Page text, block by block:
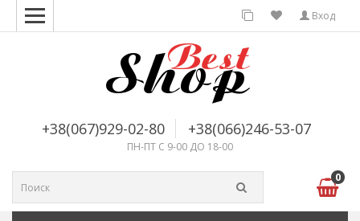
Вход
+38(067)929-02-80 +38(066)246-53-07
ПН-ПТ С 9-00 ДО 18-00
0